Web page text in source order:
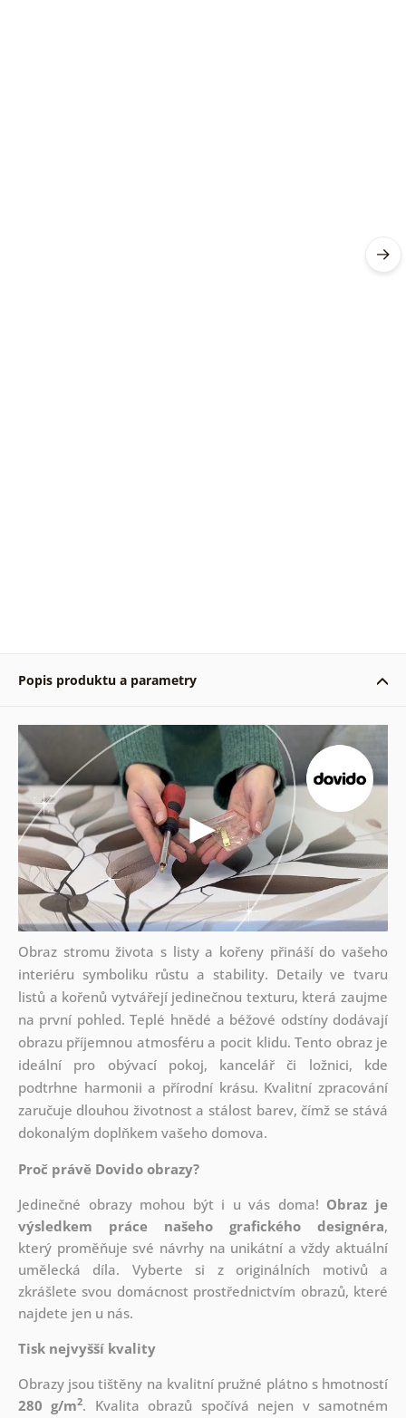
Popis produktu a parametry
Obraz stromu života s listy a kořeny přináší do vašeho
interiéru symboliku růstu a stability. Detaily ve tvaru
listů a kořenů vytvářejí jedinečnou texturu, která zaujme
na první pohled. Teplé hnědé a béžové odstíny dodávají
obrazu příjemnou atmosféru a pocit klidu. Tento obraz je
ideální pro obývací pokoj, kancelář či ložnici, kde
podtrhne harmonii a přírodní krásu. Kvalitní zpracování
zaručuje dlouhou životnost a stálost barev, čímž se stává
dokonalým doplňkem vašeho domova.
Proč právě Dovido obrazy?
Jedinečné obrazy mohou být i u vás doma! Obraz je
výsledkem práce našeho grafického designéra,
který proměňuje své návrhy na unikátní a vždy aktuální
umělecká díla. Vyberte si z originálních motivů a
zkrášlete svou domácnost prostřednictvím obrazů, které
najdete jen u nás.
Tisk nejvyšší kvality
Obrazy jsou tištěny na kvalitní pružné plátno s hmotností
280 g/m2. Kvalita obrazů spočívá nejen v samotném